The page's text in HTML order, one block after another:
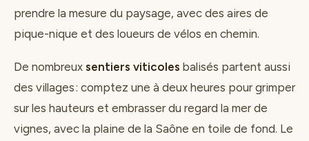
prendre la mesure du paysage, avec des aires de
pique-nique et des loueurs de vélos en chemin.
De nombreux sentiers viticoles balisés partent aussi
des villages : comptez une à deux heures pour grimper
sur les hauteurs et embrasser du regard la mer de
vignes, avec la plaine de la Saône en toile de fond. Le